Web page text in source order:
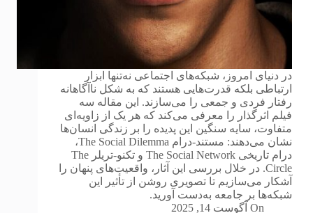
در دنیای امروز، شبکه‌های اجتماعی نه‌تنها ابزار
ارتباطی بلکه قدرت‌هایی هستند که به شکل ناآگاهانه
رفتار فردی و جمعی را می‌سازند. این مقاله سه
فیلم اثرگذار را معرفی می‌کند که هر یک از زاویه‌ای
متفاوت، سایه سنگین این پدیده را بر زندگی انسان‌ها
نشان می‌دهند: مستند-درام The Social Dilemma،
درام تاریخی The Social Network و تکنو-تریلر The
Circle. در خلال بررسی این آثار، واقعیت‌های پنهان را
آشکار می‌سازیم تا تصویری روشن از تأثیر این
شبکه‌ها بر جامعه به‌دست آورید.
On آگوست 14, 2025